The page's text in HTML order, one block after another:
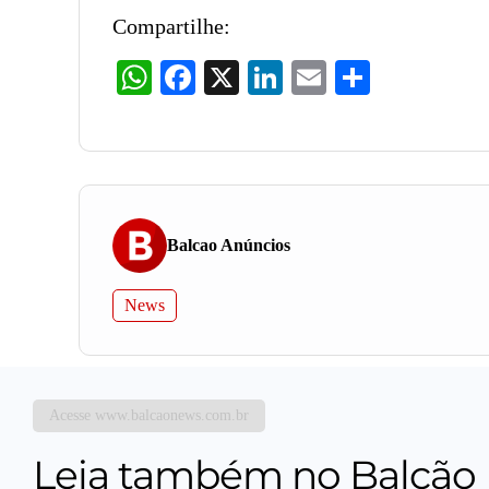
Compartilhe:
WhatsAppFacebook LinkedInEmail
Balcao Anúncios
News
Acesse www.balcaonews.com.br
Leia também no Balcão